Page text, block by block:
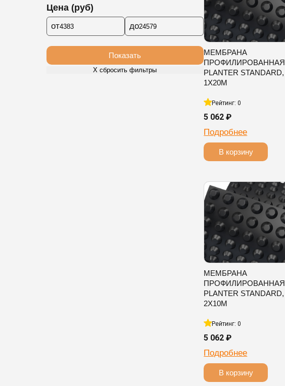
Цена (руб)
от до
Показать
Х сбросить фильтры
МЕМБРАНА
ПРОФИЛИРОВАННАЯ
PLANTER STANDARD,
1Х20М
Рейтинг: 0
5 062 ₽
Подробнее
В корзину
МЕМБРАНА
ПРОФИЛИРОВАННАЯ
PLANTER STANDARD,
2Х10М
Рейтинг: 0
5 062 ₽
Подробнее
В корзину